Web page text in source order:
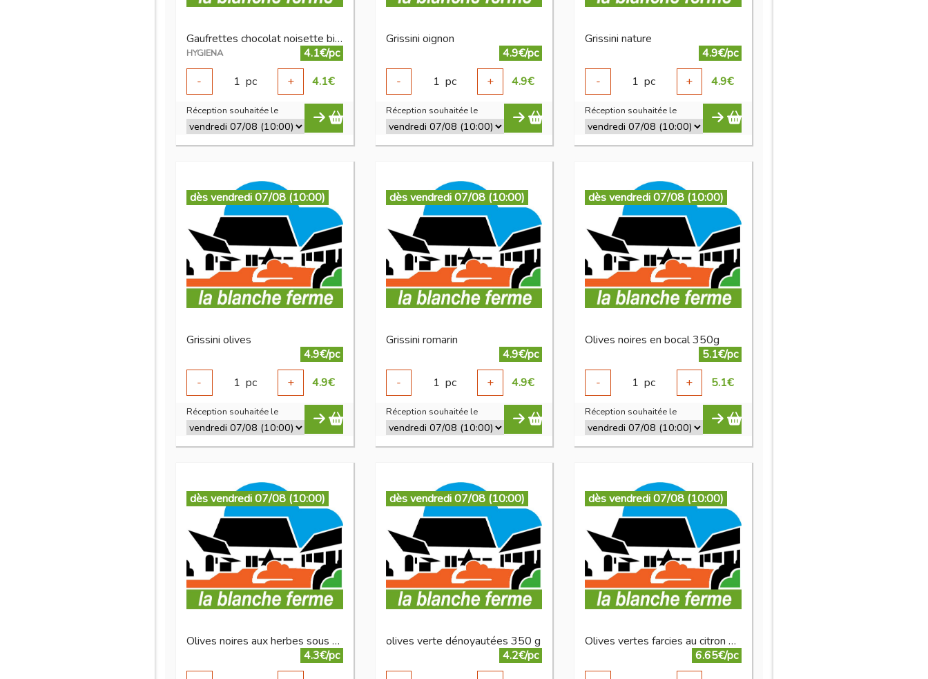
Gaufrettes chocolat noisette bio 200 g
HYGIENA
4.1€/pc
-
1 pc + 4.1€
Réception souhaitée le
Grissini oignon
4.9€/pc
-
1 pc + 4.9€
Réception souhaitée le
Grissini nature
4.9€/pc
-
1 pc + 4.9€
Réception souhaitée le
dès vendredi 07/08 (10:00)
Grissini olives
4.9€/pc
-
1 pc + 4.9€
Réception souhaitée le
dès vendredi 07/08 (10:00)
Grissini romarin
4.9€/pc
-
1 pc + 4.9€
Réception souhaitée le
dès vendredi 07/08 (10:00)
Olives noires en bocal 350g
5.1€/pc
-
1 pc + 5.1€
Réception souhaitée le
dès vendredi 07/08 (10:00)
Olives noires aux herbes sous vide 250 g
4.3€/pc
dès vendredi 07/08 (10:00)
olives verte dénoyautées 350 g
4.2€/pc
dès vendredi 07/08 (10:00)
Olives vertes farcies au citron 350g
6.65€/pc